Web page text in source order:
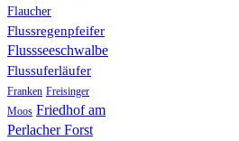
Flaucher
Flussregenpfeifer
Flussseeschwalbe
Flussuferläufer
Franken Freisinger
Moos Friedhof am
Perlacher Forst